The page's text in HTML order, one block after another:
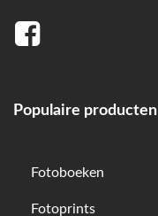
Populaire producten
Fotoboeken
Fotoprints